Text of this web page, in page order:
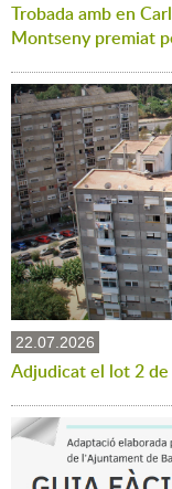
Trobada amb en
Montseny premiat
22.07.2026
Adjudicat el lot 2